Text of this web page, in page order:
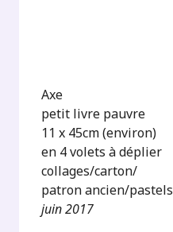
Axe
petit livre pauvre
11 x 45cm (environ)
en 4 volets à déplier
collages/carton/
patron ancien/pastels
juin 2017